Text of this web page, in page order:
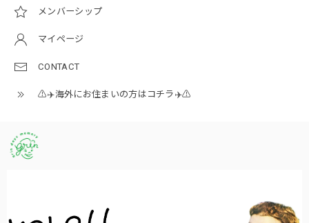
メンバーシップ
マイページ
CONTACT
⚠️✈️海外にお住まいの方はコチラ✈️⚠️